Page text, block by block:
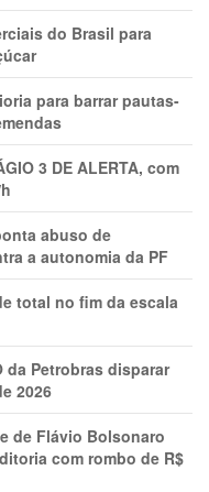
do Brasil para
para barrar pautas-
3 DE ALERTA, com
abuso de
a autonomia da PF
total no fim da escala
da Petrobras disparar
2026
de Flávio Bolsonaro
com rombo de R$